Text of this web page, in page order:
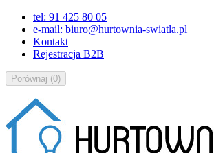
tel: 91 425 80 05
e-mail: biuro@hurtownia-swiatla.pl
Kontakt
Rejestracja B2B
Porównaj (0)